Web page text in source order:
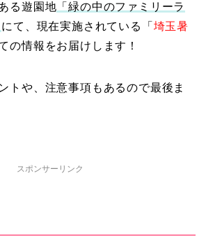
る遊園地 「緑の中のファミリーラ
にて、現在実施されている「 埼玉暑
の情報をお届けします！
トや、注意事項もあるので最後ま
スポンサーリンク